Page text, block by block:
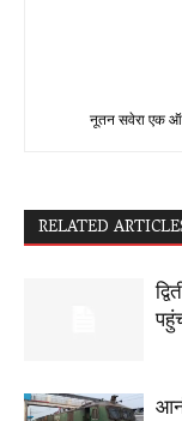
नूतन सवेरा एक
RELATED